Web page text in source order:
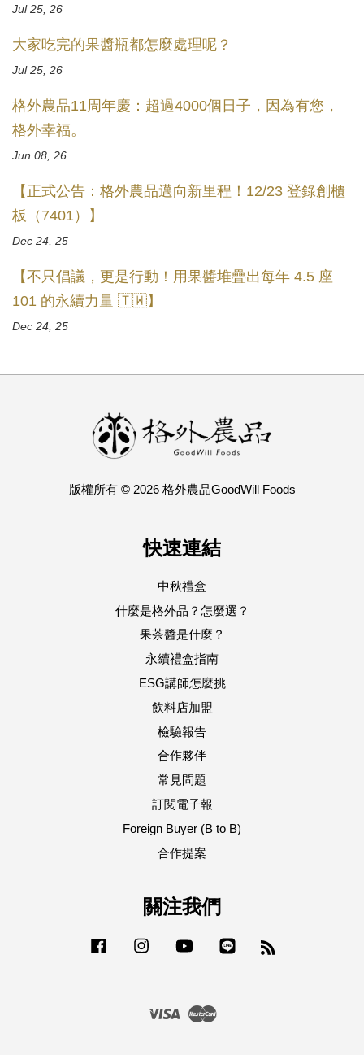
Jul 25, 26
大家吃完的果醬瓶都怎麼處理呢？
Jul 25, 26
格外農品11周年慶：超過4000個日子，因為有您，
格外幸福。
Jun 08, 26
【正式公告：格外農品邁向新里程！12/23 登錄創櫃
板（7401）】
Dec 24, 25
【不只倡議，更是行動！用果醬堆疊出每年 4.5 座
101 的永續力量 🇹🇼】
Dec 24, 25
版權所有 © 2026 格外農品GoodWill Foods
快速連結
中秋禮盒
什麼是格外品？怎麼選？
果茶醬是什麼？
永續禮盒指南
ESG講師怎麼挑
飲料店加盟
檢驗報告
合作夥伴
常見問題
訂閱電子報
Foreign Buyer (B to B)
合作提案
關注我們
Facebook Instagram YouTube
Visa